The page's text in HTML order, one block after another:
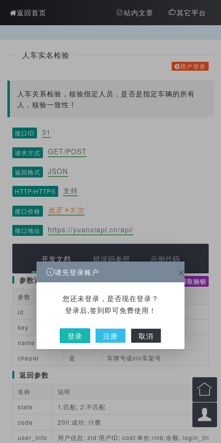
返回首页 站内文章 其它平台
人车实名检验
用户登录
人车关系检验，核验指定人员，是否是指定车辆的所有
人，核验一致性！
接口ID 31
请求方式 GET/POST
返回格式 JSON
HTTP/HTTPS 支持
接口价格 低至￥3/次
接口地址 https://yuanxiapi.cn/api/
开发文档 错误码参照 示例代码
参数说明 获取秘钥
参数 必填
说明
id
是
接口ID
key
是
对接秘钥
name
是
姓名
chepai
是 车牌号或vin车架号
返回参数
名称
说明
state
1:匹配; 2:不匹配
code
200:成功; 计费
user_info
用户信息; zid:用户ID; cost:单价;rmb:余额; login_time:


请先登录账户
您还未登录，是否现在登录？
登录后,签到即可免费使用！
登录 注册 取消